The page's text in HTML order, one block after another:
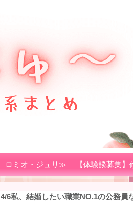
ロミオ・ジュリ≫ 【体験談募集
4/6私、結婚したい職業NO.1の公務員